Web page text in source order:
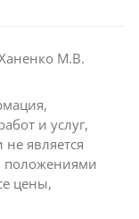
М.В.
и услуг,
является
положениями
цены,